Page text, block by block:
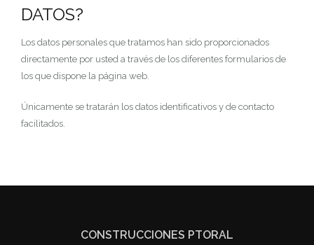
DATOS?
Los datos personales que tratamos han sido proporcionados
directamente por usted a través de los diferentes formularios de
los que dispone la página web.
Únicamente se tratarán los datos identificativos y de contacto
facilitados.
CONSTRUCCIONES PTORAL